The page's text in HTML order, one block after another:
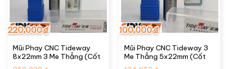
Mũi Phay CNC Tideway
8x22mm 3 Me Thẳng (Cốt
1/2″)
220,000₫
Mũi Phay CNC Tideway 3
Me Thẳng 5x22mm (Cốt
1/2″)
100,000₫